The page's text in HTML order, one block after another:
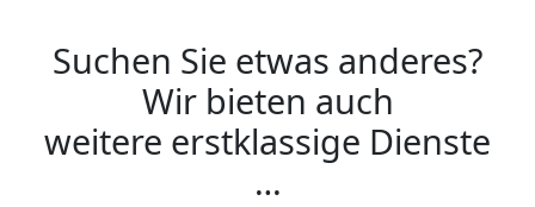
Suchen Sie etwas anderes?
Wir bieten auch
weitere erstklassige Dienste
…